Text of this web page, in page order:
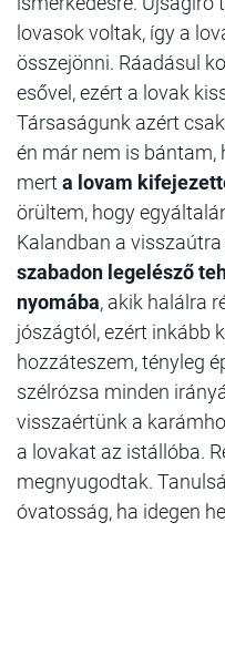
lovasok voltak, így a
összejönni. Ráadásul
esővel, ezért a lovak
Társaságunk azért
én már nem is bántam,
merta lovam
örültem, hogy
Kalandban a
szabadon legelésző
nyomába, akik halálra
jószágtól, ezért inkább
hozzáteszem, tényleg
szélrózsa minden
visszaértünk a
a lovakat az istállóba.
megnyugodtak.
óvatosság, ha idegen